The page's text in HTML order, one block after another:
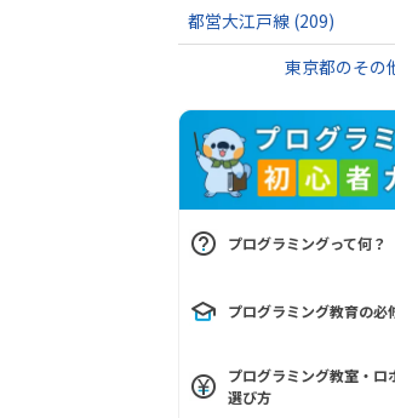
都営大江戸線 (209)
東京都のその
プログラミングって何？
プログラミング教育の必
プログラミング教室・ロ
選び方